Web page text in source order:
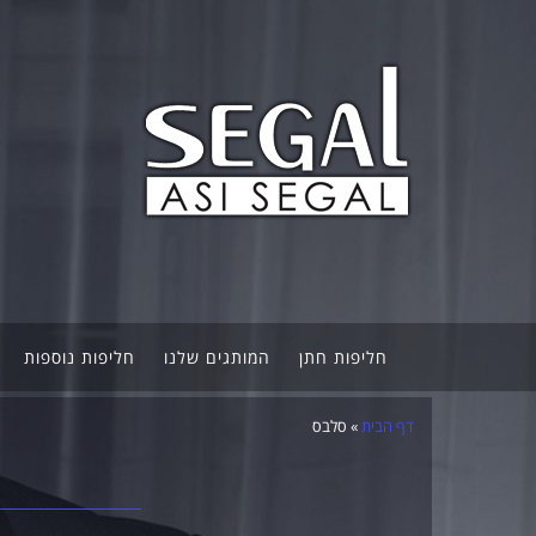
חליפות חתן המותגים שלנו חליפות נוספות
דף הבית» סלבס